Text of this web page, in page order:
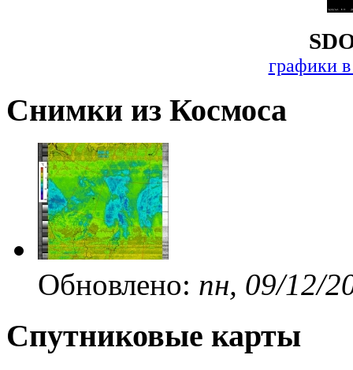
графики
Снимки из Космоса
Обновлено: пн, 09/12/
Спутниковые карты